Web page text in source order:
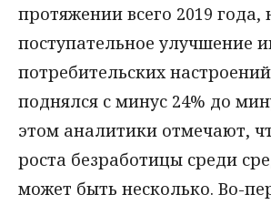
протяжении всего 2019
поступательное улучшение
потребительских
поднялся с минус 24% до
этом аналитики отмечают,
роста безработицы среди
может быть несколько. Во-